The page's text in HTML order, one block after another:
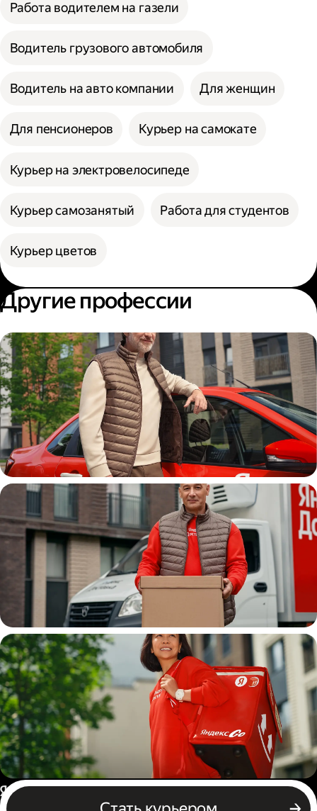
Работа водителем на газели
Водитель грузового автомобиля
Водитель на авто компании Для женщин
Для пенсионеров Курьер на самокате
Курьер на электровелосипеде
Курьер самозанятый Работа для студентов
Курьер цветов
Другие профессии
Автокурьер
Водитель
грузовой машины
Пеший курьер Россия